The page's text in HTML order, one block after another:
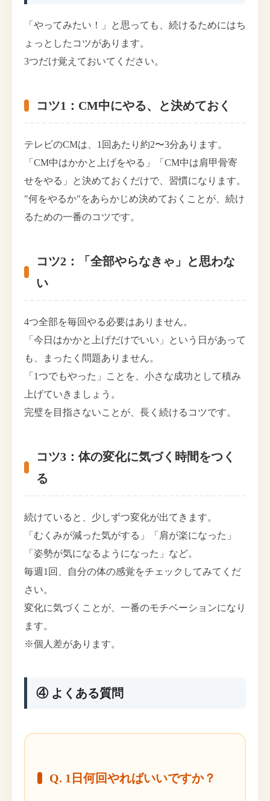
「やってみたい！」と思っても、続けるためにはち
ょっとしたコツがあります。
3つだけ覚えておいてください。
コツ1：CM中にやる、と決めておく
テレビのCMは、1回あたり約2〜3分あります。
「CM中はかかと上げをやる」「CM中は肩甲骨寄
せをやる」と決めておくだけで、習慣になります。
"何をやるか"をあらかじめ決めておくことが、続け
るための一番のコツです。
コツ2：「全部やらなきゃ」と思わな
い
4つ全部を毎回やる必要はありません。
「今日はかかと上げだけでいい」という日があって
も、まったく問題ありません。
「1つでもやった」ことを、小さな成功として積み
上げていきましょう。
完璧を目指さないことが、長く続けるコツです。
コツ3：体の変化に気づく時間をつく
る
続けていると、少しずつ変化が出てきます。
「むくみが減った気がする」「肩が楽になった」
「姿勢が気になるようになった」など。
毎週1回、自分の体の感覚をチェックしてみてくだ
さい。
変化に気づくことが、一番のモチベーションになり
ます。
※個人差があります。
④ よくある質問
Q. 1日何回やればいいですか？